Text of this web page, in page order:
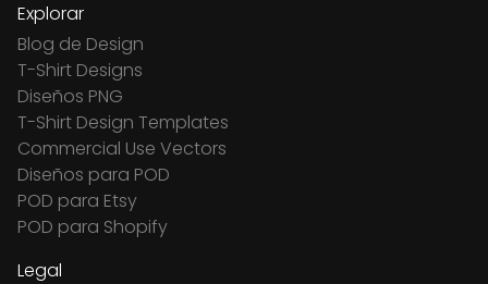
Explorar
Blog de Design
T-Shirt Designs
Diseños PNG
T-Shirt Design Templates
Commercial Use Vectors
Diseños para POD
POD para Etsy
POD para Shopify
Legal